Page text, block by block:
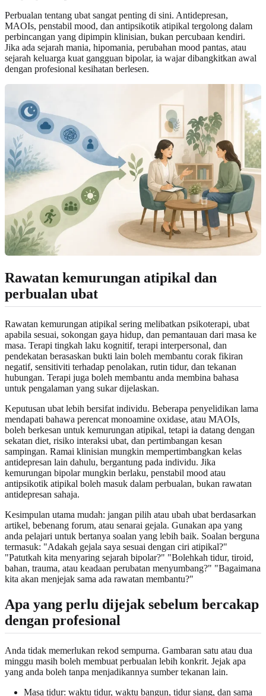
Perbualan tentang ubat sangat penting di sini. Antidepresan,
MAOIs, penstabil mood, dan antipsikotik atipikal tergolong dalam
perbincangan yang dipimpin klinisian, bukan percubaan kendiri.
Jika ada sejarah mania, hipomania, perubahan mood pantas, atau
sejarah keluarga kuat gangguan bipolar, ia wajar dibangkitkan awal
dengan profesional kesihatan berlesen.
Rawatan kemurungan atipikal dan
perbualan ubat
Rawatan kemurungan atipikal sering melibatkan psikoterapi, ubat
apabila sesuai, sokongan gaya hidup, dan pemantauan dari masa ke
masa. Terapi tingkah laku kognitif, terapi interpersonal, dan
pendekatan berasaskan bukti lain boleh membantu corak fikiran
negatif, sensitiviti terhadap penolakan, rutin tidur, dan tekanan
hubungan. Terapi juga boleh membantu anda membina bahasa
untuk pengalaman yang sukar dijelaskan.
Keputusan ubat lebih bersifat individu. Beberapa penyelidikan lama
mendapati bahawa perencat monoamine oxidase, atau MAOIs,
boleh berkesan untuk kemurungan atipikal, tetapi ia datang dengan
sekatan diet, risiko interaksi ubat, dan pertimbangan kesan
sampingan. Ramai klinisian mungkin mempertimbangkan kelas
antidepresan lain dahulu, bergantung pada individu. Jika
kemurungan bipolar mungkin berlaku, penstabil mood atau
antipsikotik atipikal boleh masuk dalam perbualan, bukan rawatan
antidepresan sahaja.
Kesimpulan utama mudah: jangan pilih atau ubah ubat berdasarkan
artikel, bebenang forum, atau senarai gejala. Gunakan apa yang
anda pelajari untuk bertanya soalan yang lebih baik. Soalan berguna
termasuk: "Adakah gejala saya sesuai dengan ciri atipikal?"
"Patutkah kita menyaring sejarah bipolar?" "Bolehkah tidur, tiroid,
bahan, trauma, atau keadaan perubatan menyumbang?" "Bagaimana
kita akan menjejak sama ada rawatan membantu?"
Apa yang perlu dijejak sebelum bercakap
dengan profesional
Anda tidak memerlukan rekod sempurna. Gambaran satu atau dua
minggu masih boleh membuat perbualan lebih konkrit. Jejak apa
yang anda boleh tanpa menjadikannya sumber tekanan lain.
Masa tidur: waktu tidur, waktu bangun, tidur siang, dan sama